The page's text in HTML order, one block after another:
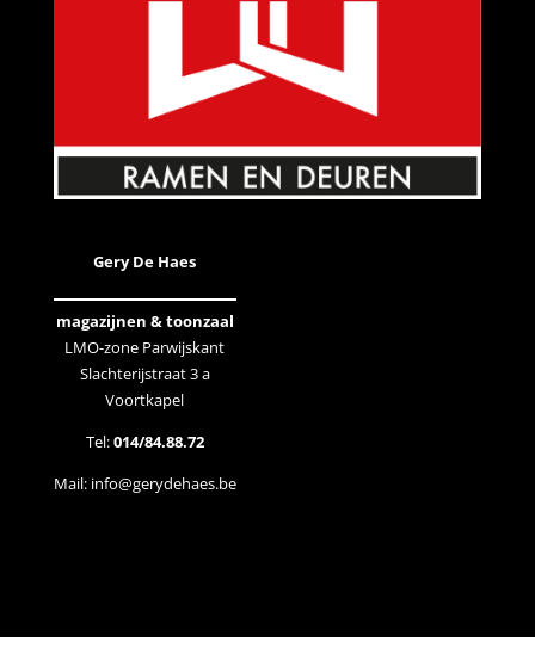
Gery De Haes
magazijnen & toonzaal
LMO-zone Parwijskant
Slachterijstraat 3 a
Voortkapel
Tel:014/84.88.72
Mail: info@gerydehaes.be